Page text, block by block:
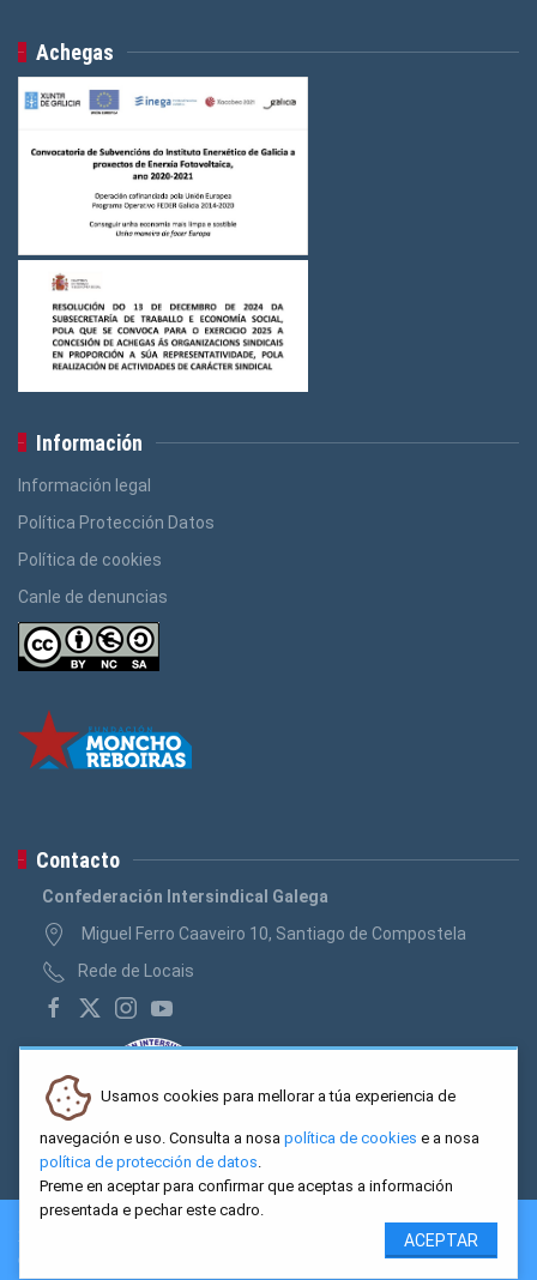
Achegas
Información
Información legal
Política Protección Datos
Política de cookies
Canle de denuncias
Contacto
Confederación Intersindical Galega
Miguel Ferro Caaveiro 10, Santiago de Compostela
Rede de Locais
2026 CIG. Confederación Intersindical Galega - Miguel Ferro
Caaveiro 10, Santiago de Compostela
Usamos cookies para mellorar a túa experiencia de
navegación e uso. Consulta a nosa política de cookies e a nosa
política de protección de datos.
Preme en aceptar para confirmar que aceptas a información
presentada e pechar este cadro.
ACEPTAR